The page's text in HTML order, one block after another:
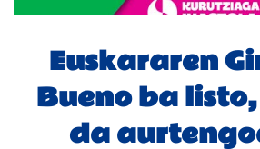
Euskararen
Bueno ba
da